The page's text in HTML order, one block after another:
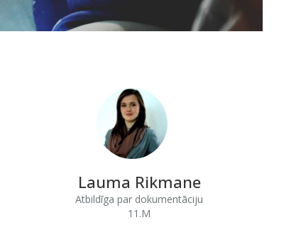
Lauma Rikmane
Atbildīga par dokumentāciju
11.M